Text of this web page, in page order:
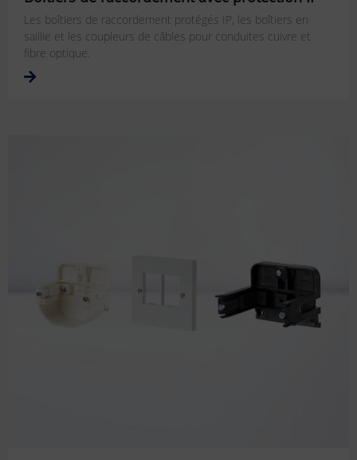
Les boîtiers de raccordement protégés IP, les boîtiers en
saillie et les coupleurs de câbles pour conduites cuivre et
fibre optique.